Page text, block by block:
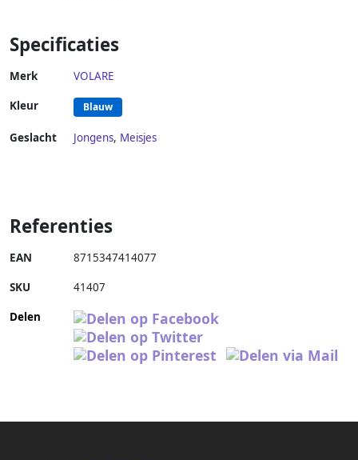
Specificaties
Merk VOLARE
Kleur Blauw
Geslacht Jongens, Meisjes
Referenties
EAN 8715347414077
SKU 41407
Delen